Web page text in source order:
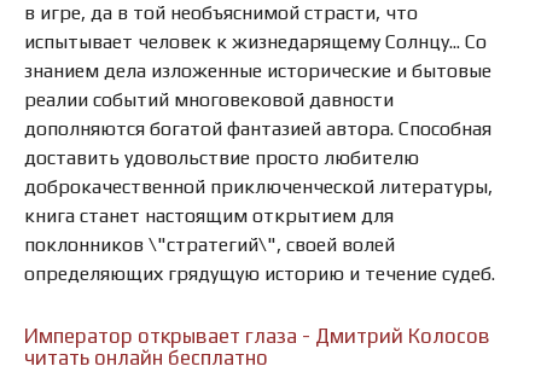
в игре, да в той необъяснимой страсти, что
испытывает человек к жизнедарящему Солнцу... Со
знанием дела изложенные исторические и бытовые
реалии событий многовековой давности
дополняются богатой фантазией автора. Способная
доставить удовольствие просто любителю
доброкачественной приключенческой литературы,
книга станет настоящим открытием для
поклонников \"стратегий\", своей волей
определяющих грядущую историю и течение судеб.
Император открывает глаза - Дмитрий Колосов
читать онлайн бесплатно